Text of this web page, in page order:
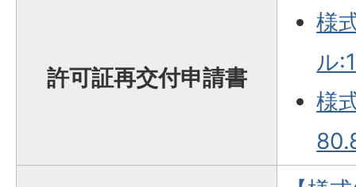
許可証再交付申請書
様
ル
様